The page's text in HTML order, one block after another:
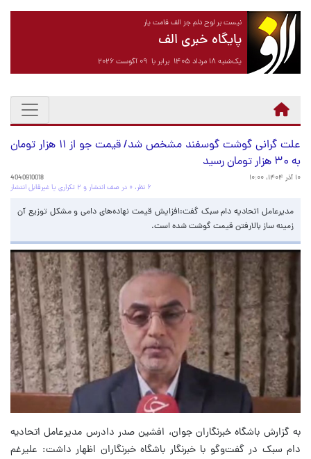
نیست بر لوح دلم جز الف قامت یار
پایگاه خبری الف
یک‌شنبه ۱۸ مرداد ۱۴۰۵ برابر با ۰۹ آگوست ۲۰۲۶
علت گرانی گوشت گوسفند مشخص شد/ قیمت جو از ۱۱ هزار تومان
به ۳۰ هزار تومان رسید
۱۰ آذر ۱۴۰۴، ۱۰:۰۰
4040910018
۶ نظر، ۰ در صف انتشار و ۲ تکراری یا غیرقابل انتشار
مدیرعامل اتحادیه دام سبک گفت:افزایش قیمت نهاده‌های دامی و مشکل توزیع آن
زمینه ساز بالارفتن قیمت گوشت شده است.
به گزارش باشگاه خبرنگاران جوان، افشین صدر دادرس مدیرعامل اتحادیه
دام سبک در گفت‌وگو با خبرنگار باشگاه خبرنگاران اظهار داشت: علیرغم